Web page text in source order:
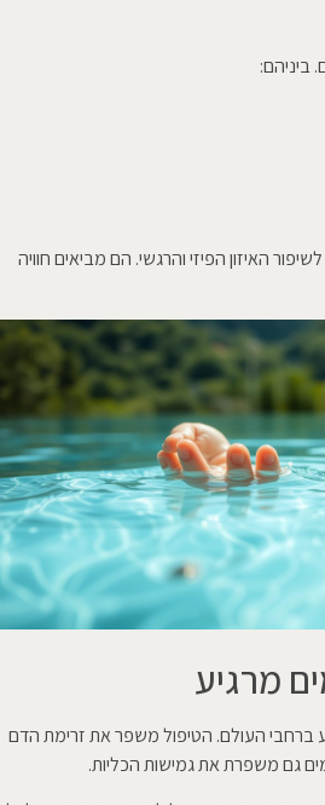
ביניהם:
האיזון הפיזי והרגשי. הם מביאים חוויה
מרגיע
ברחבי העולם. הטיפול משפר את זרימת הדם
גם משפרת את גמישות הכליות.